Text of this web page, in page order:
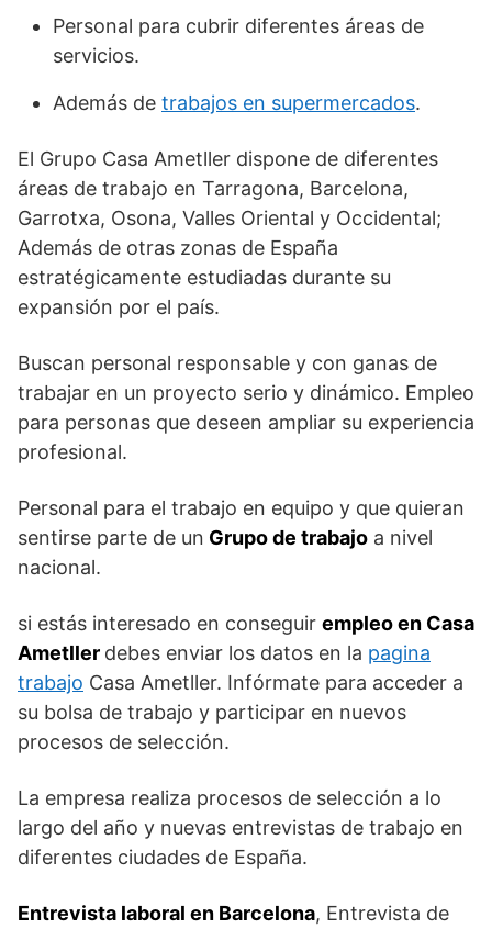
Personal para cubrir diferentes áreas de
servicios.
Además de trabajos en supermercados.
El Grupo Casa Ametller dispone de diferentes
áreas de trabajo en Tarragona, Barcelona,
Garrotxa, Osona, Valles Oriental y Occidental;
Además de otras zonas de España
estratégicamente estudiadas durante su
expansión por el país.
Buscan personal responsable y con ganas de
trabajar en un proyecto serio y dinámico. Empleo
para personas que deseen ampliar su experiencia
profesional.
Personal para el trabajo en equipo y que quieran
sentirse parte de un Grupo de trabajo a nivel
nacional.
si estás interesado en conseguir empleo en Casa
Ametller debes enviar los datos en la pagina
trabajo Casa Ametller. Infórmate para acceder a
su bolsa de trabajo y participar en nuevos
procesos de selección.
La empresa realiza procesos de selección a lo
largo del año y nuevas entrevistas de trabajo en
diferentes ciudades de España.
Entrevista laboral en Barcelona, Entrevista de